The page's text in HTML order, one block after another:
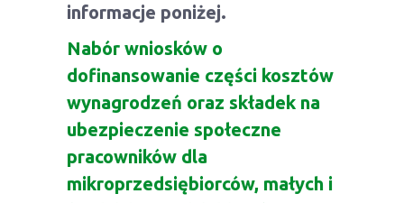
informacje poniżej.
Nabór wniosków o
dofinansowanie części kosztów
wynagrodzeń oraz składek na
ubezpieczenie społeczne
pracowników dla
mikroprzedsiębiorców, małych i